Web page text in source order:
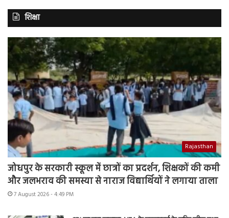
शिक्षा
Rajasthan
जोधपुर के सरकारी स्कूल में छात्रों का प्रदर्शन, शिक्षकों की कमी
और जलभराव की समस्या से नाराज विद्यार्थियों ने लगाया ताला
7 August 2026 - 4:49 PM